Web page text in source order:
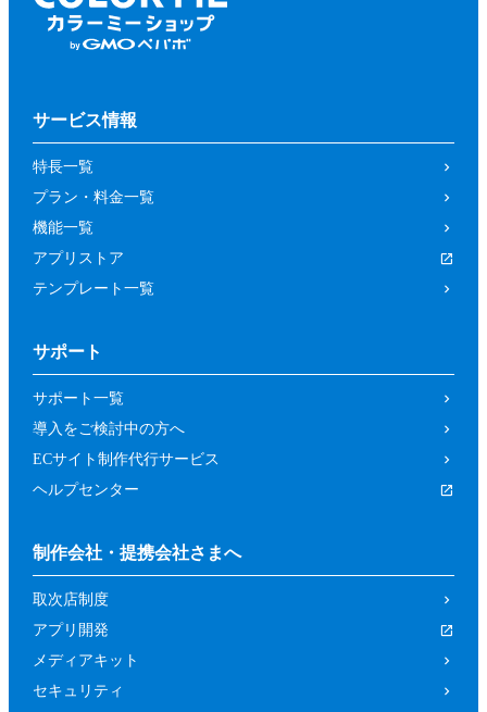
サービス情報
特長一覧
プラン・料金一覧
機能一覧
アプリストア
テンプレート一覧
サポート
サポート一覧
導入をご検討中の方へ
ECサイト制作代行サービス
ヘルプセンター
制作会社・提携会社さまへ
取次店制度
アプリ開発
メディアキット
セキュリティ